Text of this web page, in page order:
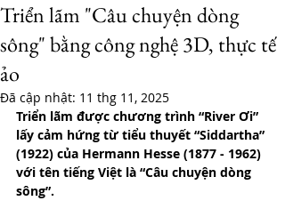
Triển lãm "Câu chuyện dòng
sông" bằng công nghệ 3D, thực tế
ảo
Đã cập nhật: 11 thg 11, 2025
Triển lãm được chương trình “River Ơi”
lấy cảm hứng từ tiểu thuyết “Siddartha”
(1922) của Hermann Hesse (1877 - 1962)
với tên tiếng Việt là “Câu chuyện dòng
sông”.